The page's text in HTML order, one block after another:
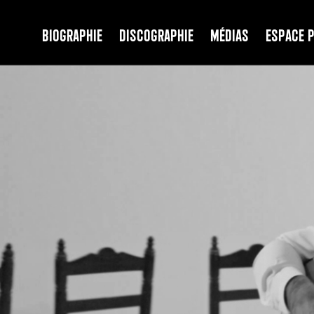
Biographie Discographie Médias Espace